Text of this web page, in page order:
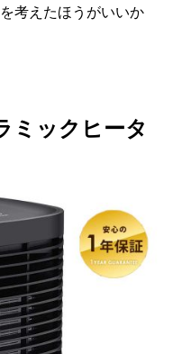
考えたほうがいいか
ミックヒータ